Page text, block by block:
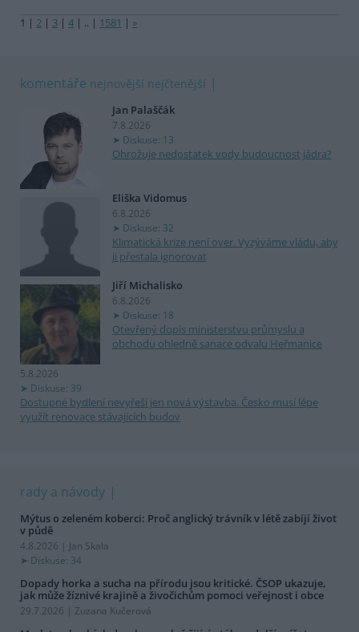
1 | 2 | 3 | 4 | .. | 1581 | »
komentáře nejnovější nejčtenější
Jan Palaščák
7.8.2026
Diskuse: 13
Ohrožuje nedostatek vody budoucnost jádra?
Eliška Vidomus
6.8.2026
Diskuse: 32
Klimatická krize není over. Vyzýváme vládu, aby
ji přestala ignorovat
Jiří Michalisko
6.8.2026
Diskuse: 18
Otevřený dopis ministerstvu průmyslu a
obchodu ohledně sanace odvalu Heřmanice
5.8.2026
Diskuse: 39
Dostupné bydlení nevyřeší jen nová výstavba. Česko musí lépe
využít renovace stávajících budov
rady a návody
Mýtus o zeleném koberci: Proč anglický trávník v létě zabíjí život
v půdě
4.8.2026 | Jan Skala
Diskuse: 34
Dopady horka a sucha na přírodu jsou kritické. ČSOP ukazuje,
jak může žíznivé krajině a živočichům pomoci veřejnost i obce
29.7.2026 | Zuzana Kučerová